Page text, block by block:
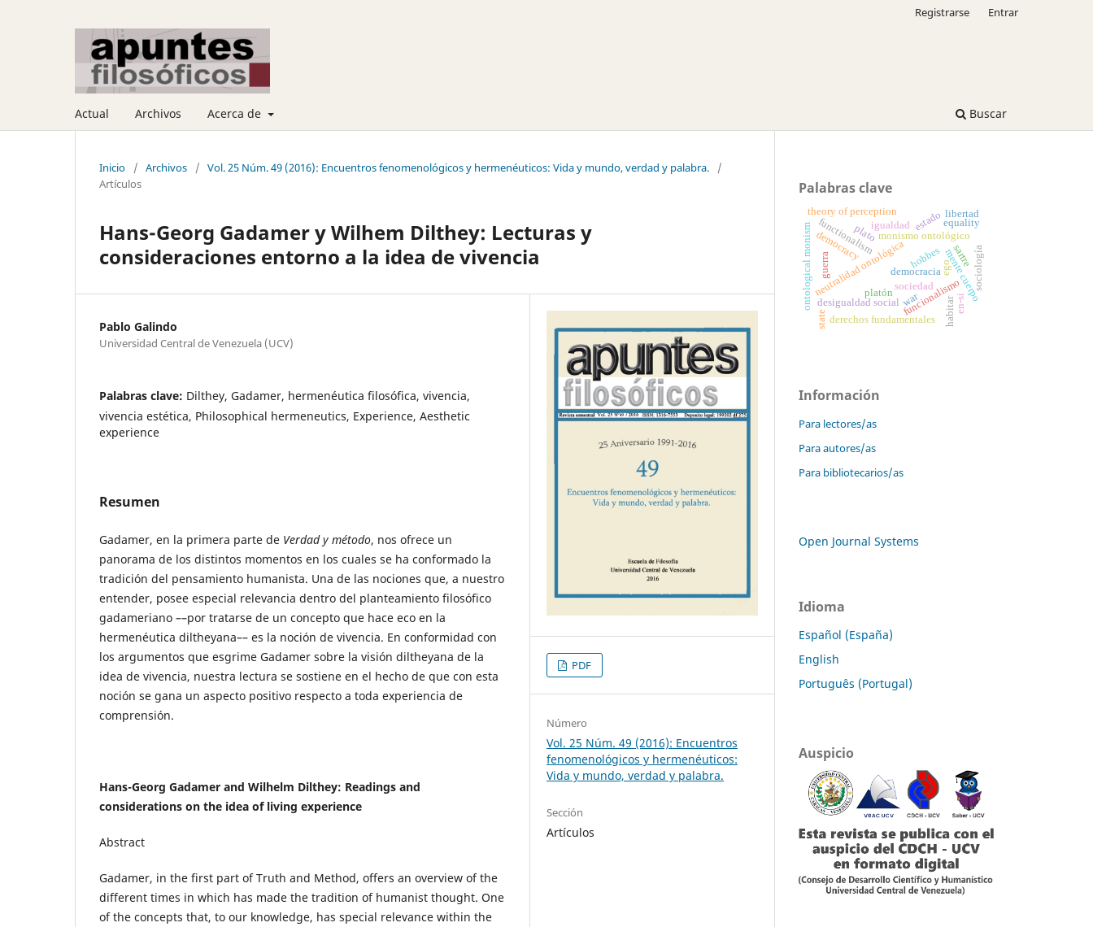
Actual Archivos Acerca de Buscar
Registrarse Entrar
Inicio / Archivos / Vol. 25 Núm. 49 (2016): Encuentros fenomenológicos y hermenéuticos: Vida y mundo, verdad y palabra.
/
Artículos
Hans-Georg Gadamer y Wilhem Dilthey: Lecturas y
consideraciones entorno a la idea de vivencia
Pablo Galindo
Universidad Central de Venezuela (UCV)
Palabras clave: Dilthey, Gadamer, hermenéutica filosófica, vivencia,
vivencia estética, Philosophical hermeneutics, Experience, Aesthetic
experience
Resumen
Gadamer, en la primera parte de Verdad y método, nos ofrece un
panorama de los distintos momentos en los cuales se ha conformado la
tradición del pensamiento humanista. Una de las nociones que, a nuestro
entender, posee especial relevancia dentro del planteamiento filosófico
gadameriano ––por tratarse de un concepto que hace eco en la
hermenéutica diltheyana–– es la noción de vivencia. En conformidad con
los argumentos que esgrime Gadamer sobre la visión diltheyana de la
idea de vivencia, nuestra lectura se sostiene en el hecho de que con esta
noción se gana un aspecto positivo respecto a toda experiencia de
comprensión.
Hans-Georg Gadamer and Wilhelm Dilthey: Readings and
considerations on the idea of living experience
Abstract
Gadamer, in the first part of Truth and Method, offers an overview of the
different times in which has made the tradition of humanist thought. One
of the concepts that, to our knowledge, has special relevance within the
PDF
Número
Vol. 25 Núm. 49 (2016): Encuentros
fenomenológicos y hermenéuticos:
Vida y mundo, verdad y palabra.
Sección
Artículos
Palabras clave
funcionalismo
neutralidad ontológica mente cuerpo
monismo ontológico
functionalism
ontological monism democracia
derechos fundamentales
desigualdad social
democracy
platón
plato
theory of perception
sociedad sociología
habitar
hobbes
igualdad
guerra
estado equality
war
state
sartre
libertad
en-si
ego
Información
Para lectores/as
Para autores/as
Para bibliotecarios/as
Open Journal Systems
Idioma
Español (España)
English
Português (Portugal)
Auspicio